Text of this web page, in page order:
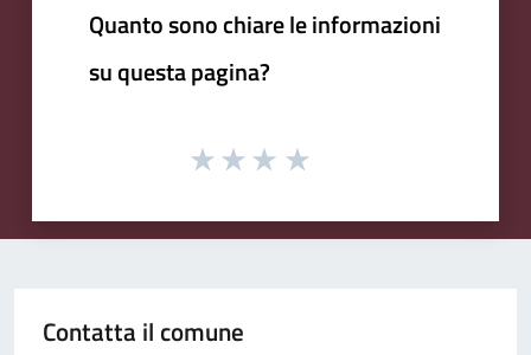
Quanto sono chiare le informazioni
su questa pagina?
Contatta il comune